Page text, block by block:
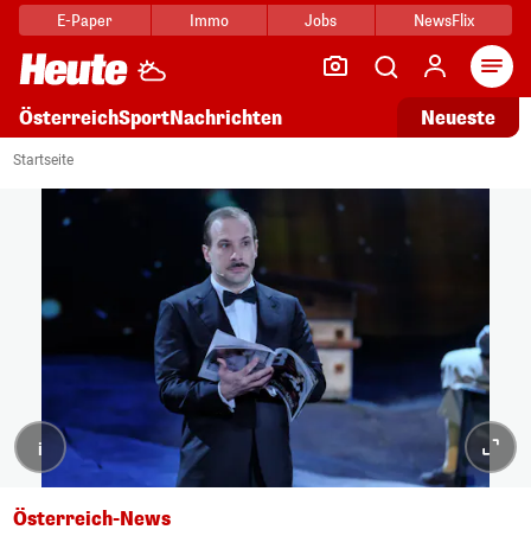
E-Paper Immo Jobs NewsFlix
ÖsterreichSportNachrichten Neueste
Startseite
i
Österreich-News